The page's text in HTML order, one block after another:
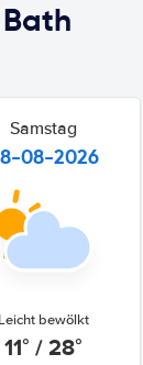
Samstag
08-2026
Leicht bewölkt
11° / 28°